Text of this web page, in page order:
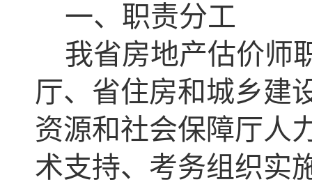
一、职责分工
我省房地产估价师
厅、省住房和城乡建
资源和社会保障厅人
术支持、考务组织实